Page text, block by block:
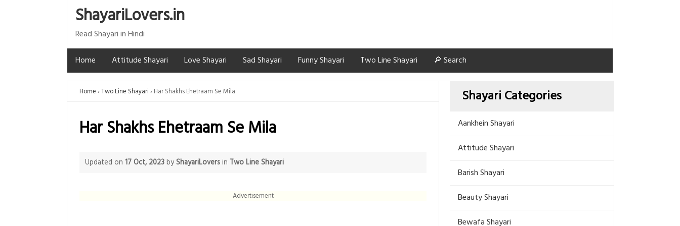
ShayariLovers.in
Read Shayari in Hindi
Home
Attitude Shayari Love Shayari Sad Shayari Funny Shayari Two Line Shayari 🔎 Search
Home Two Line Shayari Har Shakhs Ehetraam Se Mila
Har Shakhs Ehetraam Se Mila
Updated on 17 Oct, 2023byShayariLoversin Two Line Shayari
Advertisement
Shayari Categories
Aankhein Shayari
Attitude Shayari
Barish Shayari
Beauty Shayari
Bewafa Shayari